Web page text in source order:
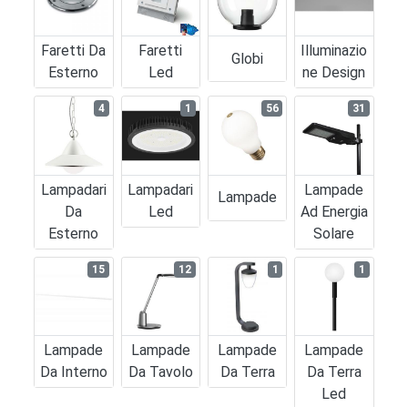
Faretti Da
Esterno
Faretti
Led
Globi
Illuminazio
Ne Design
Lampadari
Da
Esterno
4
Lampadari
Led
1
Lampade
56
Lampade
Ad Energia
Solare
31
Lampade
Da Interno
15
Lampade
Da Tavolo
12
Lampade
Da Terra
1
Lampade
Da Terra
Led
1